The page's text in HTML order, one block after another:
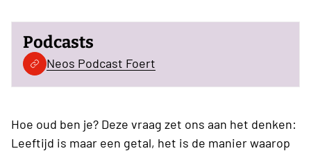
Podcasts
Neos Podcast Foert
Hoe oud ben je? Deze vraag zet ons aan het denken:
Leeftijd is maar een getal, het is de manier waarop